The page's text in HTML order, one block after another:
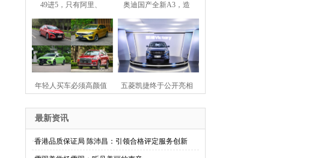
49进5，只有阿里、 奥迪国产全新A3，造
年轻人买车必须高颜值 五菱凯捷终于公开亮相
最新资讯
·香港品质保证局 陈沛昌：引领合格评定服务创新